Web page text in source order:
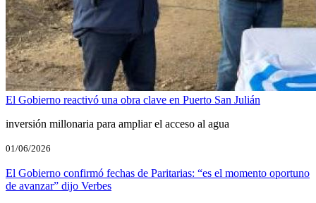
El Gobierno reactivó una obra clave en Puerto San Julián
inversión millonaria para ampliar el acceso al agua
01/06/2026
El Gobierno confirmó fechas de Paritarias: “es el momento oportuno
de avanzar” dijo Verbes